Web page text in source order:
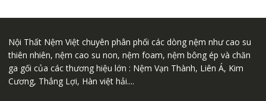
Nội Thất Nệm Việt chuyên phân phối các dòng nệm như cao su
thiên nhiên, nệm cao su non, nệm foam, nệm bông ép và chăn
ga gối của các thương hiệu lớn : Nệm Vạn Thành, Liên Á, Kim
Cương, Thắng Lợi, Hàn việt hải....